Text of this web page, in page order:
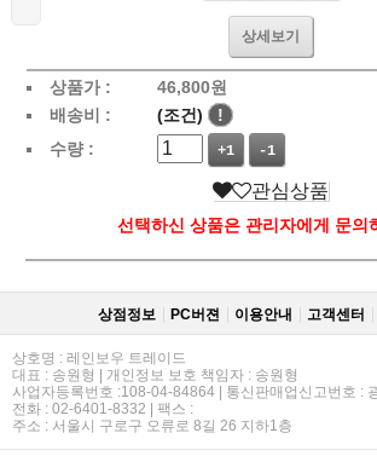
상세보기
상품가 : 46,800원
배송비 :
(조건)
!
수량 :
+1 -1
관심상품
선택하신 상품은 관리자에게 문의
상점정보 PC버젼 이용안내 고객센터
상호명 : 레인보우 트레이드
대표 : 송원형 | 개인정보 보호 책임자 : 송원형
사업자등록번호 :108-04-84864 | 통신판매업신고번호 :
전화 : 02-6401-8332 | 팩스 :
주소 : 서울시 구로구 오류로 8길 26 지하1층